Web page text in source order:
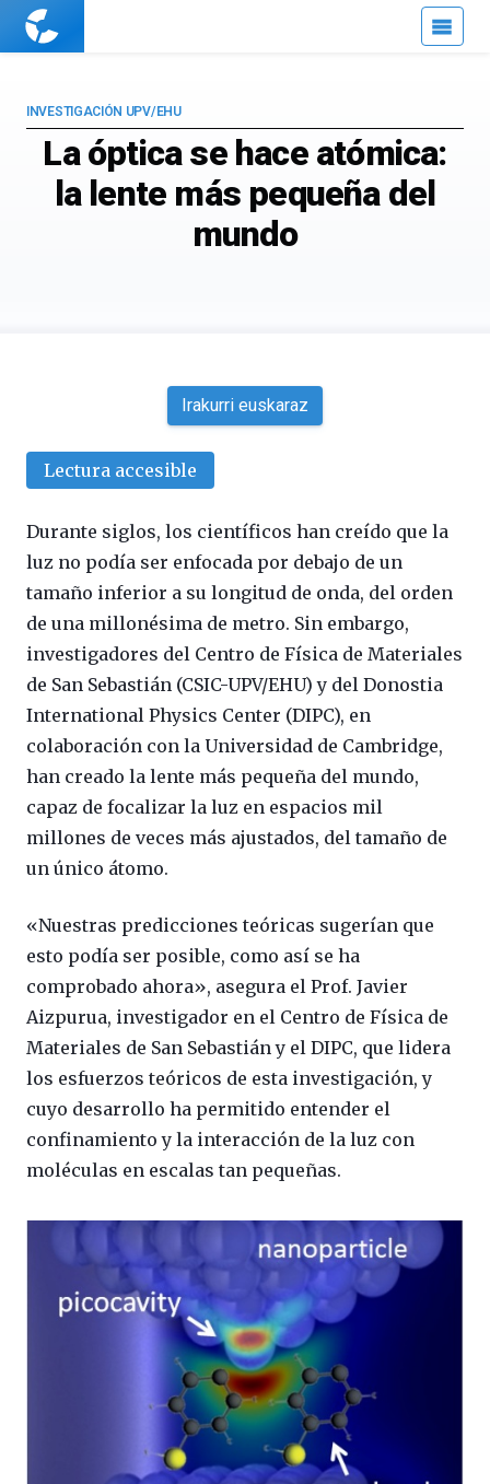
Cuaderno
La óptica se hace atómica:
la lente más pequeña del
mundo
INVESTIGACIÓN UPV/EHU
Irakurri euskaraz
Lectura accesible
Durante siglos, los científicos han creído que la
luz no podía ser enfocada por debajo de un
tamaño inferior a su longitud de onda, del orden
de una millonésima de metro. Sin embargo,
investigadores del Centro de Física de Materiales
de San Sebastián (CSIC-UPV/EHU) y del Donostia
International Physics Center (DIPC), en
colaboración con la Universidad de Cambridge,
han creado la lente más pequeña del mundo,
capaz de focalizar la luz en espacios mil
millones de veces más ajustados, del tamaño de
un único átomo.
«Nuestras predicciones teóricas sugerían que
esto podía ser posible, como así se ha
comprobado ahora», asegura el Prof. Javier
Aizpurua, investigador en el Centro de Física de
Materiales de San Sebastián y el DIPC, que lidera
los esfuerzos teóricos de esta investigación, y
cuyo desarrollo ha permitido entender el
confinamiento y la interacción de la luz con
moléculas en escalas tan pequeñas.